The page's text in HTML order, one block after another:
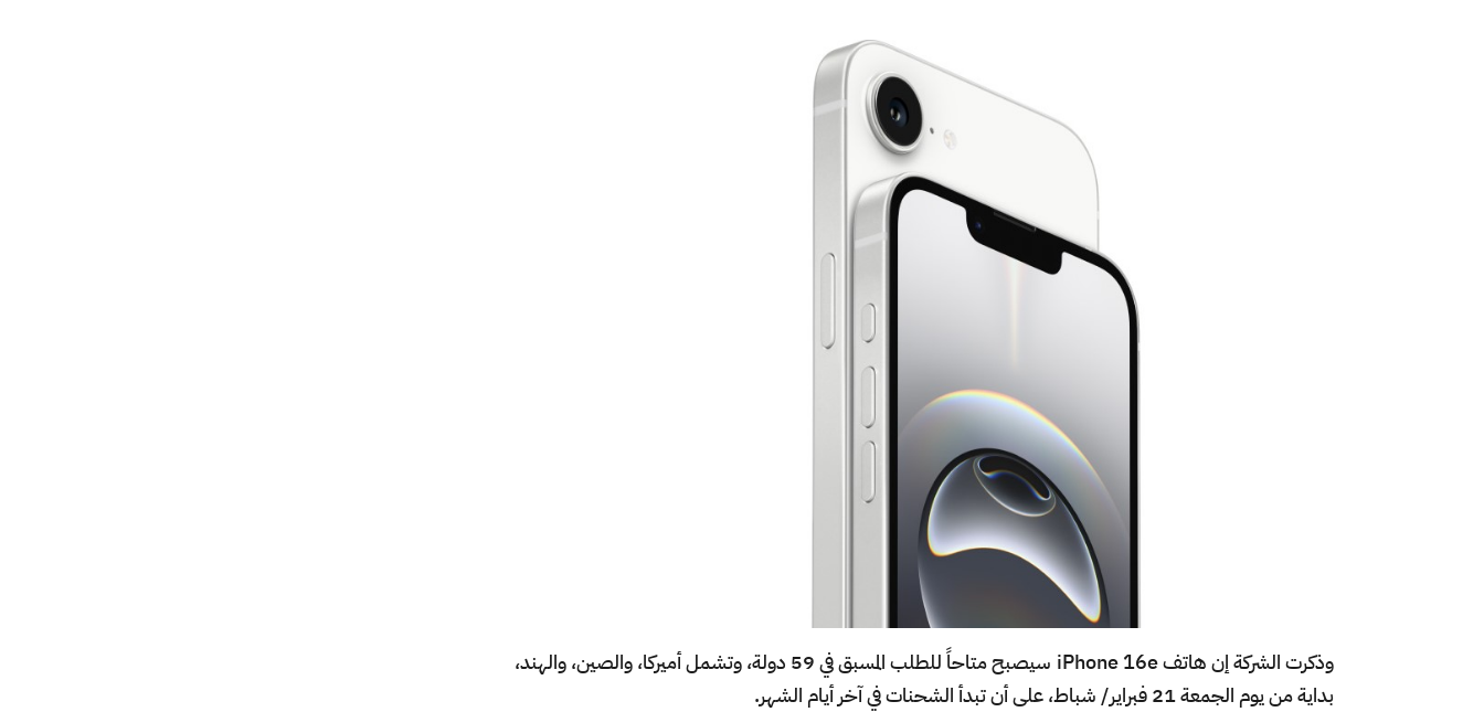
وذكرت الشركة إن هاتف iPhone 16e سيصبح متاحاً للطلب المسبق في 59 دولة، وتشمل أميركا، والصين، والهند،
بداية من يوم الجمعة 21 فبراير/ شباط، على أن تبدأ الشحنات في آخر أيام الشهر.